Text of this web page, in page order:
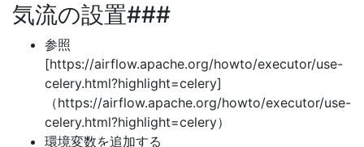
気流の設置###
参照
[https://airflow.apache.org/howto/executor/use-
celery.html?highlight=celery]
（https://airflow.apache.org/howto/executor/use-
celery.html?highlight=celery）
環境変数を追加する